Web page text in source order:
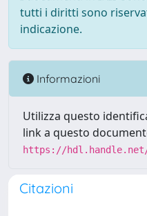
tutti i diritti sono
indicazione.
Informazioni
Utilizza questo
link a questo
https://hdl.handle.net/
Citazioni